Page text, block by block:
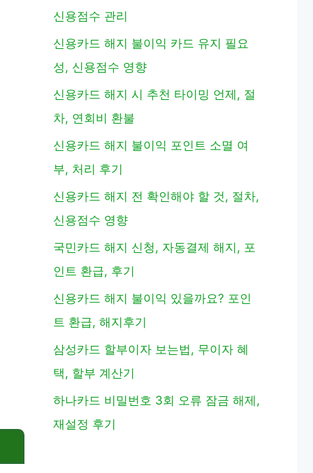
신용점수 관리
신용카드 해지 불이익 카드 유지 필요
성, 신용점수 영향
신용카드 해지 시 추천 타이밍 언제, 절
차, 연회비 환불
신용카드 해지 불이익 포인트 소멸 여
부, 처리 후기
신용카드 해지 전 확인해야 할 것, 절차,
신용점수 영향
국민카드 해지 신청, 자동결제 해지, 포
인트 환급, 후기
신용카드 해지 불이익 있을까요? 포인
트 환급, 해지후기
삼성카드 할부이자 보는법, 무이자 혜
택, 할부 계산기
하나카드 비밀번호 3회 오류 잠금 해제,
재설정 후기